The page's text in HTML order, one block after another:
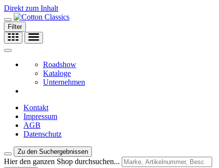
Direkt zum Inhalt
Filter
Roadshow
Kataloge
Unternehmen
Kontakt
Impressum
AGB
Datenschutz
Zu den Suchergebnissen
Hier den ganzen Shop durchsuchen...